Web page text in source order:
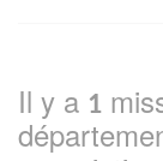
Il y a 1